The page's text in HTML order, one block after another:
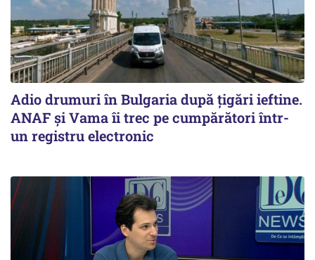
Adio drumuri în Bulgaria după țigări ieftine.
ANAF și Vama îi trec pe cumpărători într-
un registru electronic